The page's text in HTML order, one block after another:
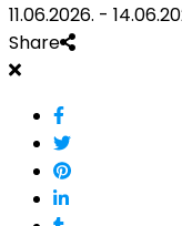
11.06.2026. -
Share